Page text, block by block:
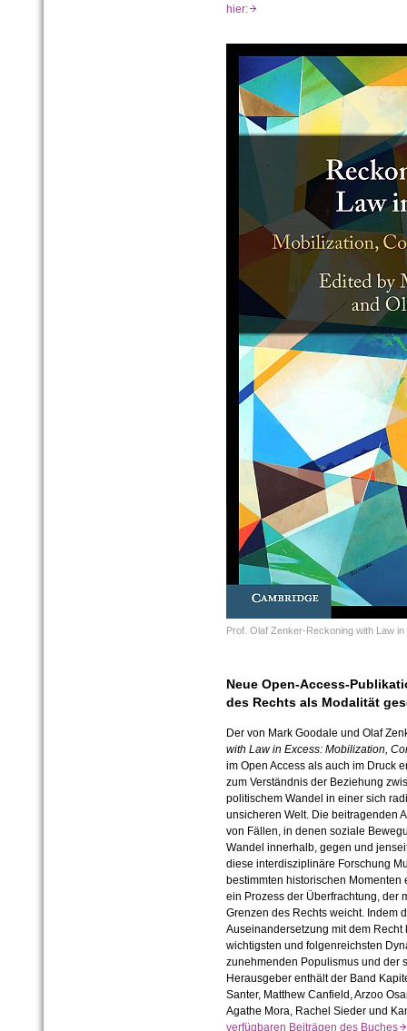
hier:
Prof. Olaf Zenker-Reckoning with Law
Neue Open-Access-
des Rechts als Modalität
Der von Mark Goodale und Olaf
with Law in Excess: Mobilization,
im Open Access als auch im Druck
zum Verständnis der Beziehung
politischem Wandel in einer sich
unsicheren Welt. Die beitragenden
von Fällen, in denen soziale
Wandel innerhalb, gegen und
diese interdisziplinäre Forschung
bestimmten historischen
ein Prozess der Überfrachtung, der
Grenzen des Rechts weicht. Indem
Auseinandersetzung mit dem
wichtigsten und folgenreichsten
zunehmenden Populismus und der
Herausgeber enthält der Band
Santer, Matthew Canfield, Arzoo
Agathe Mora, Rachel Sieder und
verfügbaren Beiträgen des Buches